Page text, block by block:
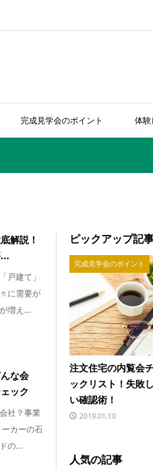
完成見学会のポイント 体験
解説！
戸建て」
に需要が
増え...
な会
ック
社？事業
カーの石
の...
ピックアップ記
完成見学会のポイント
注文住宅の内覧会
ックリスト！失敗
い確認術！
2019.01.10
人気の記事